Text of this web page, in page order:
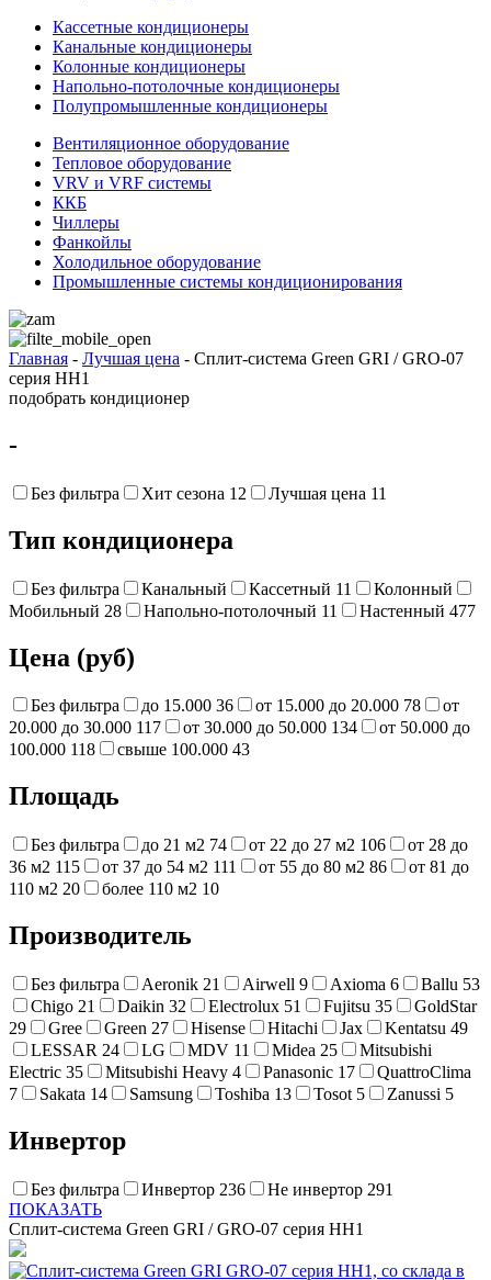
Кассетные кондиционеры
Канальные кондиционеры
Колонные кондиционеры
Напольно-потолочные кондиционеры
Полупромышленные кондиционеры
Вентиляционное оборудование
Тепловое оборудование
VRV и VRF системы
ККБ
Чиллеры
Фанкойлы
Холодильное оборудование
Промышленные системы кондиционирования
Главная - Лучшая цена - Сплит-система Green GRI / GRO-07
серия HH1
подобрать кондиционер
-
Без фильтра Хит сезона 12 Лучшая цена 11
Тип кондиционера
Без фильтра Канальный Кассетный 11
Колонный
Мобильный 28 Напольно-потолочный 11 Настенный 477
Цена (руб)
Без фильтра до 15.000 36 от 15.000 до 20.000 78
от
20.000 до 30.000 117 от 30.000 до 50.000 134
от 50.000 до
100.000 118 свыше 100.000 43
Площадь
Без фильтра до 21 м2 74 от 22 до 27 м2 106
от 28 до
36 м2 115 от 37 до 54 м2 111 от 55 до 80 м2 86
от 81 до
110 м2 20 более 110 м2 10
Производитель
Без фильтра Aeronik 21 Airwell 9 Axioma 6 Ballu 53
Chigo 21 Daikin 32 Electrolux 51 Fujitsu 35
GoldStar
29
Gree Green 27 Hisense Hitachi Jax Kentatsu 49
LESSAR 24 LG MDV 11 Midea 25
Mitsubishi
Electric 35 Mitsubishi Heavy 4 Panasonic 17
QuattroClima
7
Sakata 14 Samsung Toshiba 13 Tosot 5 Zanussi 5
Инвертор
Без фильтра Инвертор 236 Не инвертор 291
ПОКАЗАТЬ
Сплит-система Green GRI / GRO-07 серия HH1